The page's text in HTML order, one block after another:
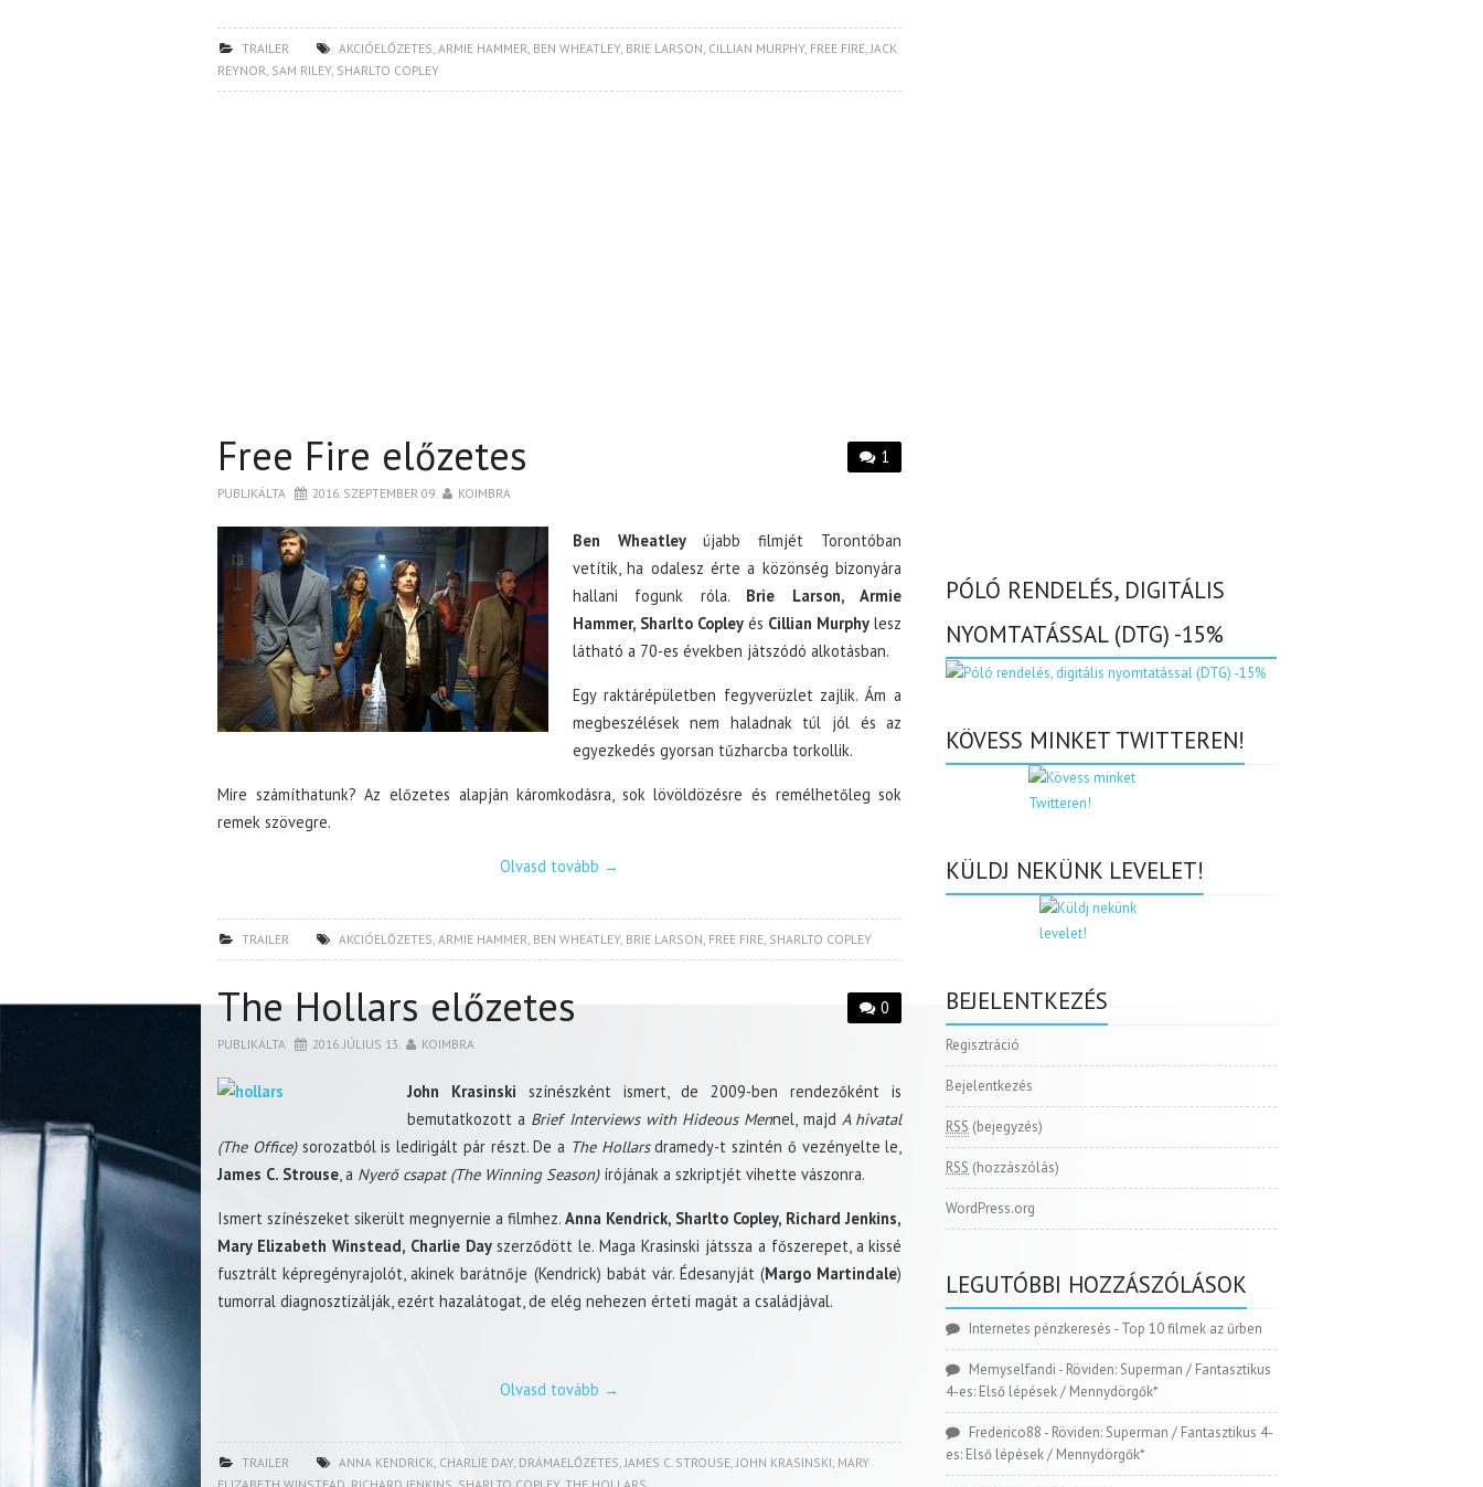
TRAILER AKCIÓELŐZETES, ARMIE HAMMER, BEN WHEATLEY, BRIE LARSON, CILLIAN MURPHY, FREE FIRE,JACK
REYNOR, SAM RILEY, SHARLTO COPLEY
1
Free Fire előzetes
PUBLIKÁLTA 2016. SZEPTEMBER 09. KOIMBRA
Ben Wheatleyújabb filmjét Torontóban
vetítik, ha odalesz érte a közönség bizonyára
hallani fogunk róla. Brie Larson, Armie
Hammer, Sharlto Copleyés Cillian Murphy lesz
látható a 70-es években játszódó alkotásban.
Egy raktárépületben fegyverüzlet zajlik. Ám a
megbeszélések nem haladnak túl jól és az
egyezkedés gyorsan tűzharcba torkollik.
Mire számíthatunk? Az előzetes alapján káromkodásra, sok lövöldözésre és remélhetőleg sok
remek szövegre.
Olvasd tovább →
TRAILER AKCIÓELŐZETES, ARMIE HAMMER, BEN WHEATLEY, BRIE LARSON, FREE FIRE, SHARLTO COPLEY
0
The Hollars előzetes
PUBLIKÁLTA 2016. JÚLIUS 13. KOIMBRA
John Krasinski színészként ismert, de 2009-ben rendezőként is
bemutatkozott a Brief Interviews with Hideous Mennel, majd A hivatal
(The Office)sorozatból is ledirigált pár részt. De a The Hollarsdramedy-t szintén ő vezényelte le,
James C. Strouse, a Nyerő csapat (The Winning Season)írójának a szkriptjét vihette vászonra.
Ismert színészeket sikerült megnyernie a filmhez.Anna Kendrick, Sharlto Copley, Richard Jenkins,
Mary Elizabeth Winstead, Charlie Dayszerződött le. Maga Krasinski játssza a főszerepet, a kissé
fusztrált képregényrajolót, akinek barátnője (Kendrick) babát vár. Édesanyját (Margo Martindale)
tumorral diagnosztizálják, ezért hazalátogat, de elég nehezen érteti magát a családjával.
Olvasd tovább →
TRAILER ANNA KENDRICK, CHARLIE DAY, DRÁMAELŐZETES,JAMES C. STROUSE,JOHN KRASINSKI, MARY
PÓLÓ RENDELÉS, DIGITÁLIS
NYOMTATÁSSAL (DTG) -15%
KÖVESS MINKET TWITTEREN!
KÜLDJ NEKÜNK LEVELET!
BEJELENTKEZÉS
Regisztráció
Bejelentkezés
RSS (bejegyzés)
RSS (hozzászólás)
WordPress.org
LEGUTÓBBI HOZZÁSZÓLÁSOK
Internetes pénzkeresés - Top 10 filmek az űrben
Memyselfandi - Röviden: Superman / Fantasztikus
4-es: Első lépések / Mennydörgők*
Frederico88 - Röviden: Superman / Fantasztikus 4-
es: Első lépések / Mennydörgők*